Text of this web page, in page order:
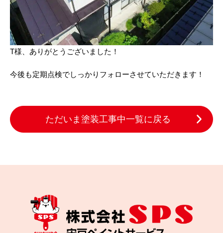
T様、ありがとうございました！
今後も定期点検でしっかりフォローさせていただきます！
ただいま塗装工事中一覧に戻る